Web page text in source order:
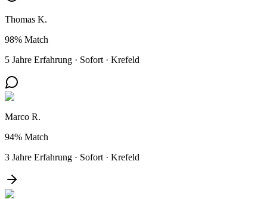
Thomas K.
98% Match
5 Jahre Erfahrung · Sofort · Krefeld
Marco R.
94% Match
3 Jahre Erfahrung · Sofort · Krefeld